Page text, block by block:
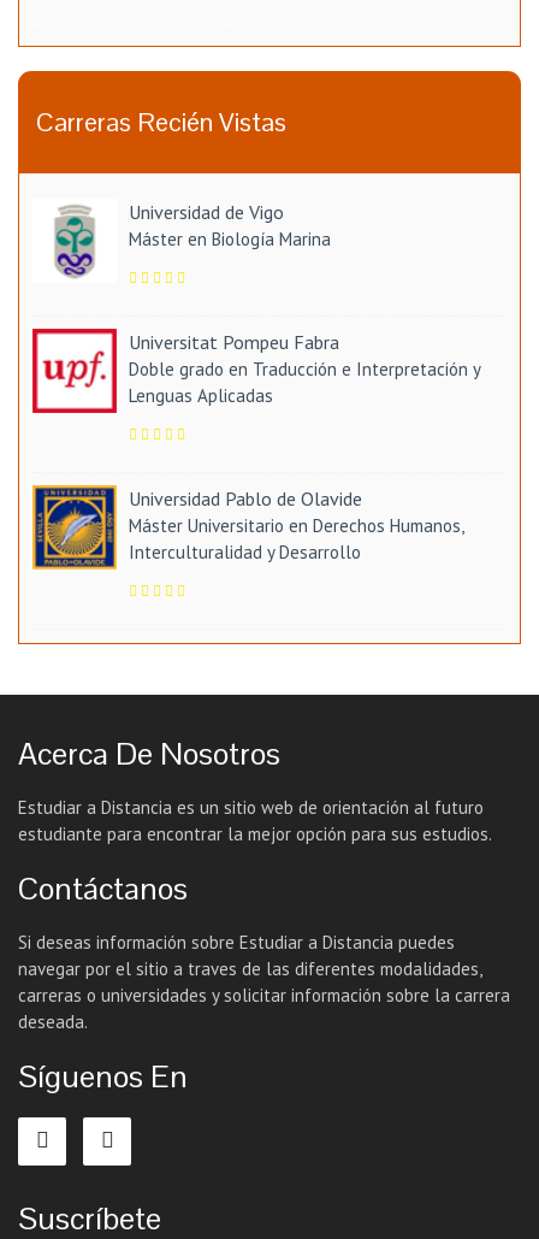
Carreras Recién Vistas
Universidad de Vigo
Máster en Biología Marina
Universitat Pompeu Fabra
Doble grado en Traducción e Interpretación y
Lenguas Aplicadas
Universidad Pablo de Olavide
Máster Universitario en Derechos Humanos,
Interculturalidad y Desarrollo
Acerca De Nosotros
Estudiar a Distancia es un sitio web de orientación al futuro
estudiante para encontrar la mejor opción para sus estudios.
Contáctanos
Si deseas información sobre Estudiar a Distancia puedes
navegar por el sitio a traves de las diferentes modalidades,
carreras o universidades y solicitar información sobre la carrera
deseada.
Síguenos En
Suscríbete